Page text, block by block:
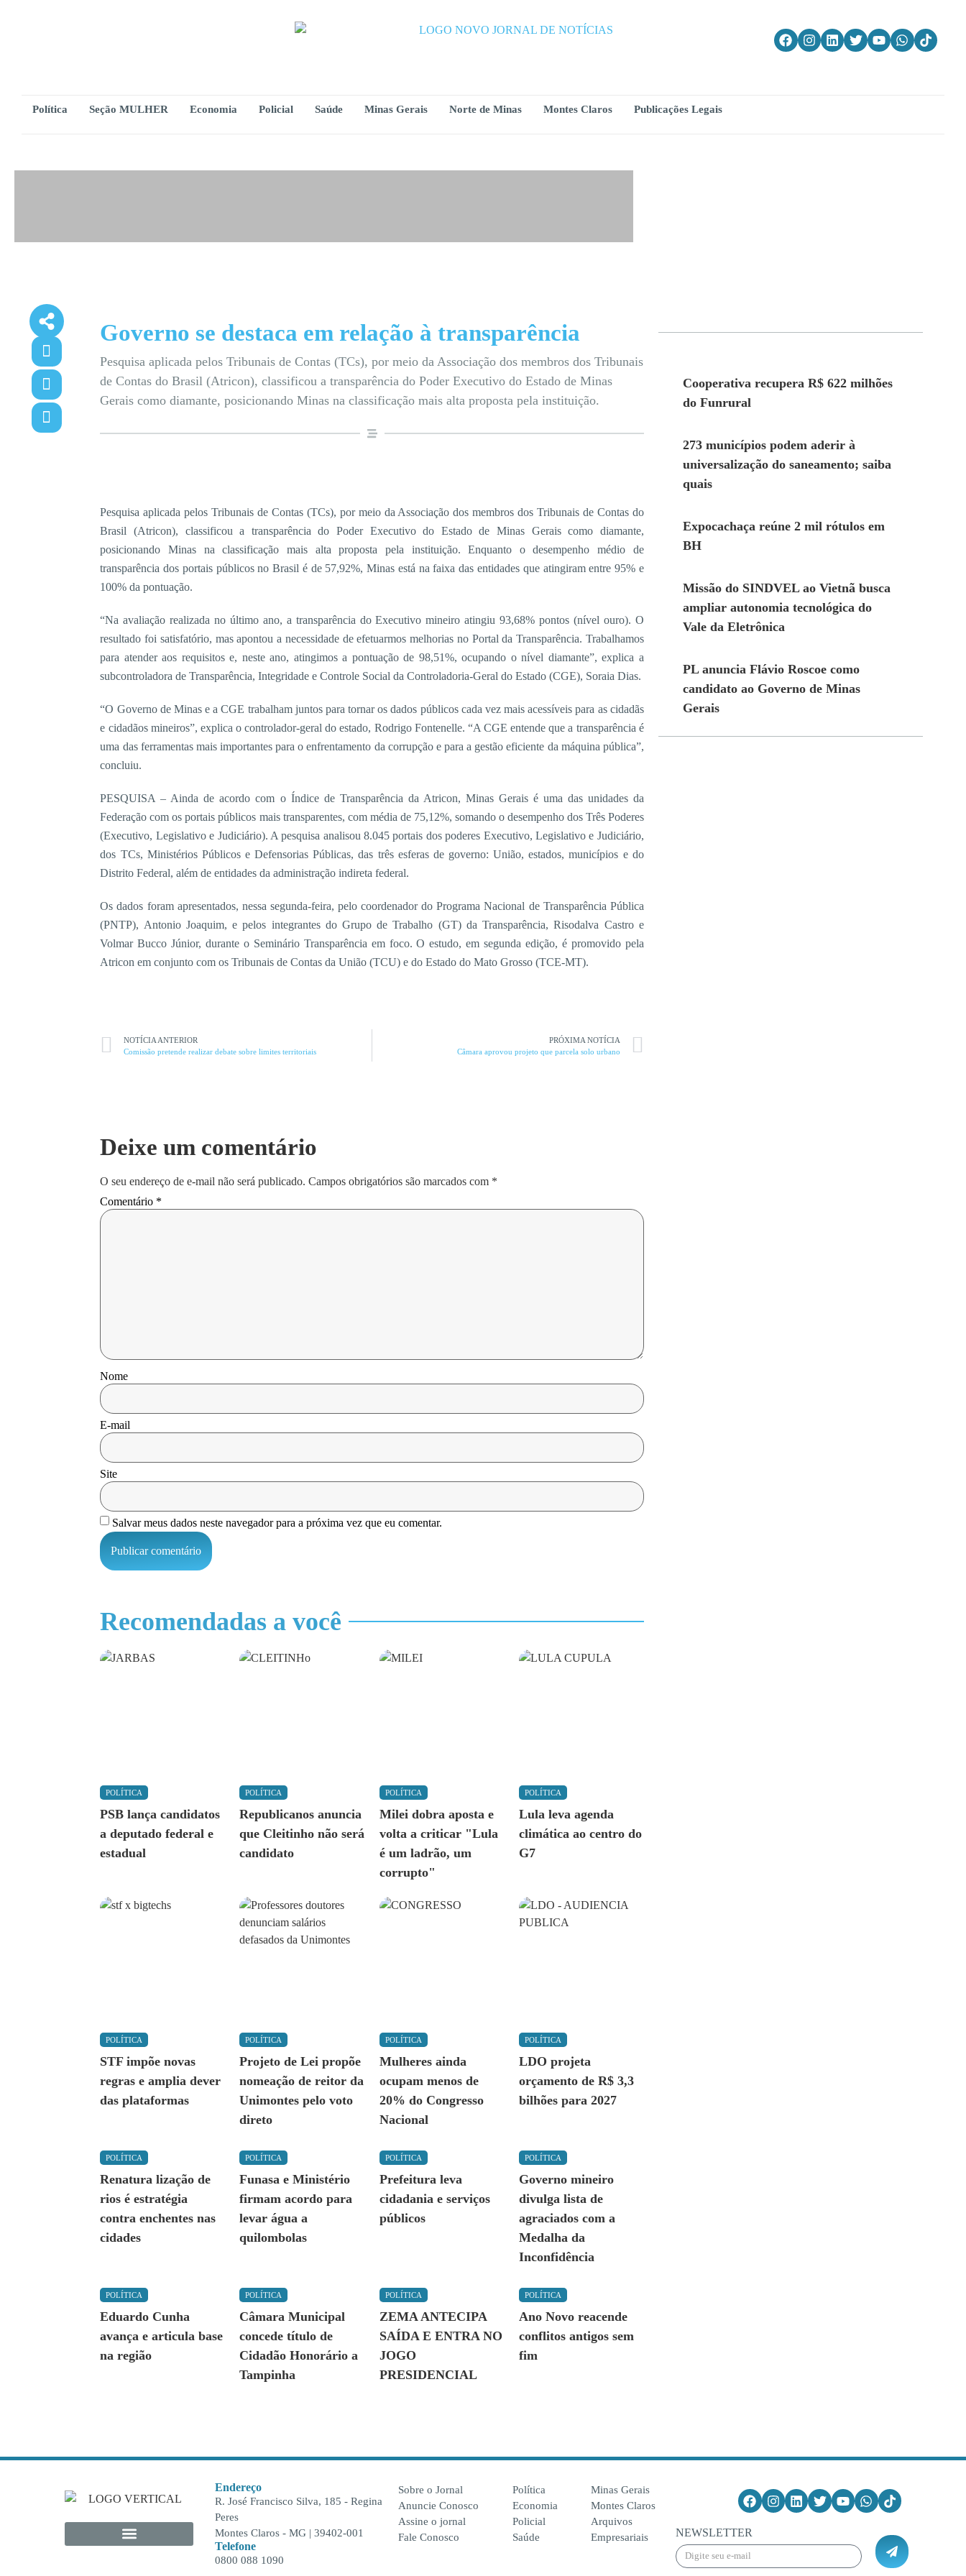
Política Seção MULHER Economia Policial Saúde Minas Gerais Norte de Minas Montes Claros Publicações Legais
Governo se destaca em relação à transparência
Pesquisa aplicada pelos Tribunais de Contas (TCs), por meio da Associação dos membros dos Tribunais
de Contas do Brasil (Atricon), classificou a transparência do Poder Executivo do Estado de Minas
Gerais como diamante, posicionando Minas na classificação mais alta proposta pela instituição.
Pesquisa aplicada pelos Tribunais de Contas (TCs), por meio da Associação dos membros dos Tribunais de Contas do
Brasil (Atricon), classificou a transparência do Poder Executivo do Estado de Minas Gerais como diamante,
posicionando Minas na classificação mais alta proposta pela instituição. Enquanto o desempenho médio de
transparência dos portais públicos no Brasil é de 57,92%, Minas está na faixa das entidades que atingiram entre 95% e
100% da pontuação.
“Na avaliação realizada no último ano, a transparência do Executivo mineiro atingiu 93,68% pontos (nível ouro). O
resultado foi satisfatório, mas apontou a necessidade de efetuarmos melhorias no Portal da Transparência. Trabalhamos
para atender aos requisitos e, neste ano, atingimos a pontuação de 98,51%, ocupando o nível diamante”, explica a
subcontroladora de Transparência, Integridade e Controle Social da Controladoria-Geral do Estado (CGE), Soraia Dias.
“O Governo de Minas e a CGE trabalham juntos para tornar os dados públicos cada vez mais acessíveis para as cidadãs
e cidadãos mineiros”, explica o controlador-geral do estado, Rodrigo Fontenelle. “A CGE entende que a transparência é
uma das ferramentas mais importantes para o enfrentamento da corrupção e para a gestão eficiente da máquina pública”,
concluiu.
PESQUISA – Ainda de acordo com o Índice de Transparência da Atricon, Minas Gerais é uma das unidades da
Federação com os portais públicos mais transparentes, com média de 75,12%, somando o desempenho dos Três Poderes
(Executivo, Legislativo e Judiciário). A pesquisa analisou 8.045 portais dos poderes Executivo, Legislativo e Judiciário,
dos TCs, Ministérios Públicos e Defensorias Públicas, das três esferas de governo: União, estados, municípios e do
Distrito Federal, além de entidades da administração indireta federal.
Os dados foram apresentados, nessa segunda-feira, pelo coordenador do Programa Nacional de Transparência Pública
(PNTP), Antonio Joaquim, e pelos integrantes do Grupo de Trabalho (GT) da Transparência, Risodalva Castro e
Volmar Bucco Júnior, durante o Seminário Transparência em foco. O estudo, em segunda edição, é promovido pela
Atricon em conjunto com os Tribunais de Contas da União (TCU) e do Estado do Mato Grosso (TCE-MT).
NOTÍCIA ANTERIOR
Comissão pretende realizar debate sobre limites territoriais
PRÓXIMA NOTÍCIA
Câmara aprovou projeto que parcela solo urbano
Deixe um comentário
O seu endereço de e-mail não será publicado. Campos obrigatórios são marcados com *
Comentário *
Nome
E-mail
Site
Salvar meus dados neste navegador para a próxima vez que eu comentar.
Recomendadas a você
POLÍTICA
PSB lança candidatos
a deputado federal e
estadual
POLÍTICA
Republicanos anuncia
que Cleitinho não será
candidato
POLÍTICA
Milei dobra aposta e
volta a criticar "Lula
é um ladrão, um
corrupto"
POLÍTICA
Lula leva agenda
climática ao centro do
G7
POLÍTICA
STF impõe novas
regras e amplia dever
das plataformas
POLÍTICA
Projeto de Lei propõe
nomeação de reitor da
Unimontes pelo voto
direto
POLÍTICA
Mulheres ainda
ocupam menos de
20% do Congresso
Nacional
POLÍTICA
LDO projeta
orçamento de R$ 3,3
bilhões para 2027
POLÍTICA
Renatura lização de
rios é estratégia
contra enchentes nas
cidades
POLÍTICA
Funasa e Ministério
firmam acordo para
levar água a
quilombolas
POLÍTICA
Prefeitura leva
cidadania e serviços
públicos
POLÍTICA
Governo mineiro
divulga lista de
agraciados com a
Medalha da
Inconfidência
POLÍTICA
Eduardo Cunha
avança e articula base
na região
POLÍTICA
Câmara Municipal
concede título de
Cidadão Honorário a
Tampinha
POLÍTICA
ZEMA ANTECIPA
SAÍDA E ENTRA NO
JOGO
PRESIDENCIAL
POLÍTICA
Ano Novo reacende
conflitos antigos sem
fim
Cooperativa recupera R$ 622 milhões
do Funrural
273 municípios podem aderir à
universalização do saneamento; saiba
quais
Expocachaça reúne 2 mil rótulos em
BH
Missão do SINDVEL ao Vietnã busca
ampliar autonomia tecnológica do
Vale da Eletrônica
PL anuncia Flávio Roscoe como
candidato ao Governo de Minas
Gerais
Endereço
R. José Francisco Silva, 185 - Regina
Peres
Montes Claros - MG | 39402-001
Telefone
0800 088 1090
Sobre o Jornal
Anuncie Conosco
Assine o jornal
Fale Conosco
Política
Economia
Policial
Saúde
Minas Gerais
Montes Claros
Arquivos
Empresariais
NEWSLETTER